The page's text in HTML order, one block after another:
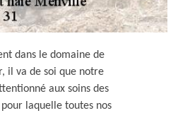
dans le domaine de
il va de soi que notre
aux soins des
laquelle toutes nos